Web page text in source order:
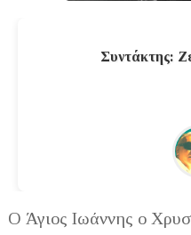
Συντάκτης:
Ο Άγιος Ιωάννης ο